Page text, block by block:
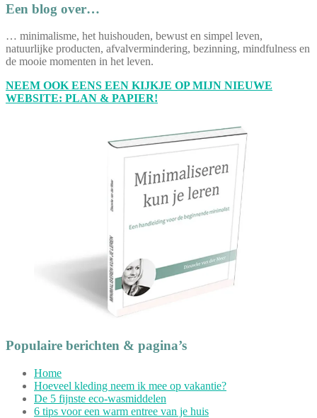
Een blog over…
… minimalisme, het huishouden, bewust en simpel leven,
natuurlijke producten, afvalvermindering, bezinning, mindfulness en
de mooie momenten in het leven.
NEEM OOK EENS EEN KIJKJE OP MIJN NIEUWE
WEBSITE: PLAN & PAPIER!
Populaire berichten & pagina’s
Home
Hoeveel kleding neem ik mee op vakantie?
De 5 fijnste eco-wasmiddelen
6 tips voor een warm entree van je huis